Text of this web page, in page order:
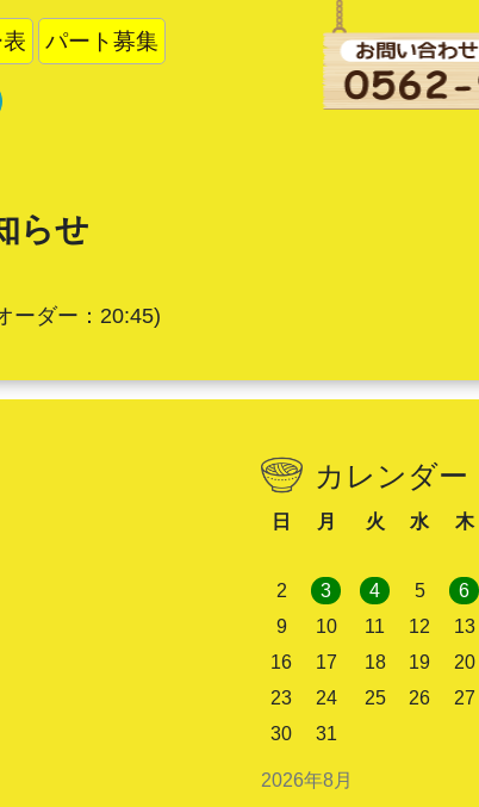
パート募集
らせ
ーダー：20:45)
カレンダー
2026年8月
日 月 火 水 木
2
3 4 5 6
9
10 11 12 13
16
17 18 19 20
23
24 25 26 27
30
31